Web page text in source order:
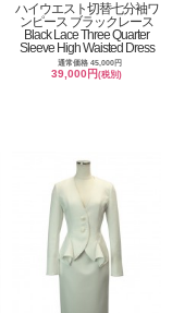
ハイウエスト切替七分袖ワ
ンピース ブラックレース
Black Lace Three Quarter
Sleeve High Waisted Dress
通常価格 45,000円
39,000円(税別)